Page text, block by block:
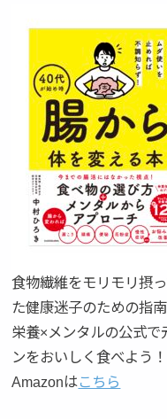
食物繊維をモリモリ摂
た健康迷子のための指南
栄養×メンタルの公式で
ンをおいしく食べよう！
Amazonは こちら